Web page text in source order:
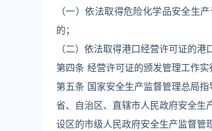
（一）依法取得危险化学品安全生
的；
（二）依法取得港口经营许可证的
第四条 经营许可证的颁发管理工作
第五条 国家安全生产监督管理总局
省、自治区、直辖市人民政府安全生
设区的市级人民政府安全生产监督管